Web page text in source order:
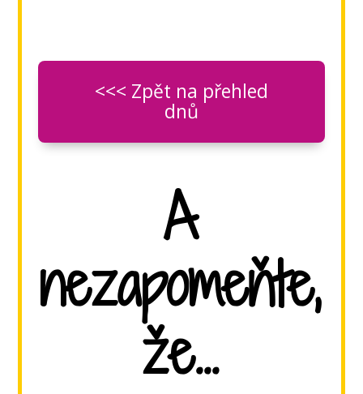
<<< Zpět na přehled
dnů
A
nezapomeňte,
že...